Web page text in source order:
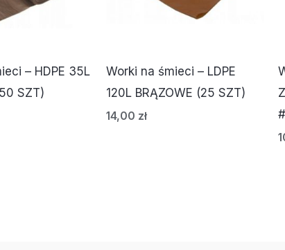
– HDPE 35L
SZT)
Worki na śmieci – LDPE
120L BRĄZOWE (25 SZT)
14,00 zł